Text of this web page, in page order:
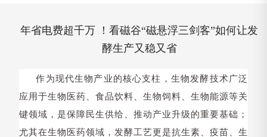
年省电费超千万 ！看磁谷“磁悬浮三剑客”如何让发
酵生产又稳又省
作为现代生物产业的核心支柱，生物发酵技术广泛
应用于生物医药、食品饮料、生物饲料、生物能源等关
键领域，是保障民生供给、推动产业升级的重要基础；
尤其在生物医药领域，发酵工艺更是抗生素、疫苗、生